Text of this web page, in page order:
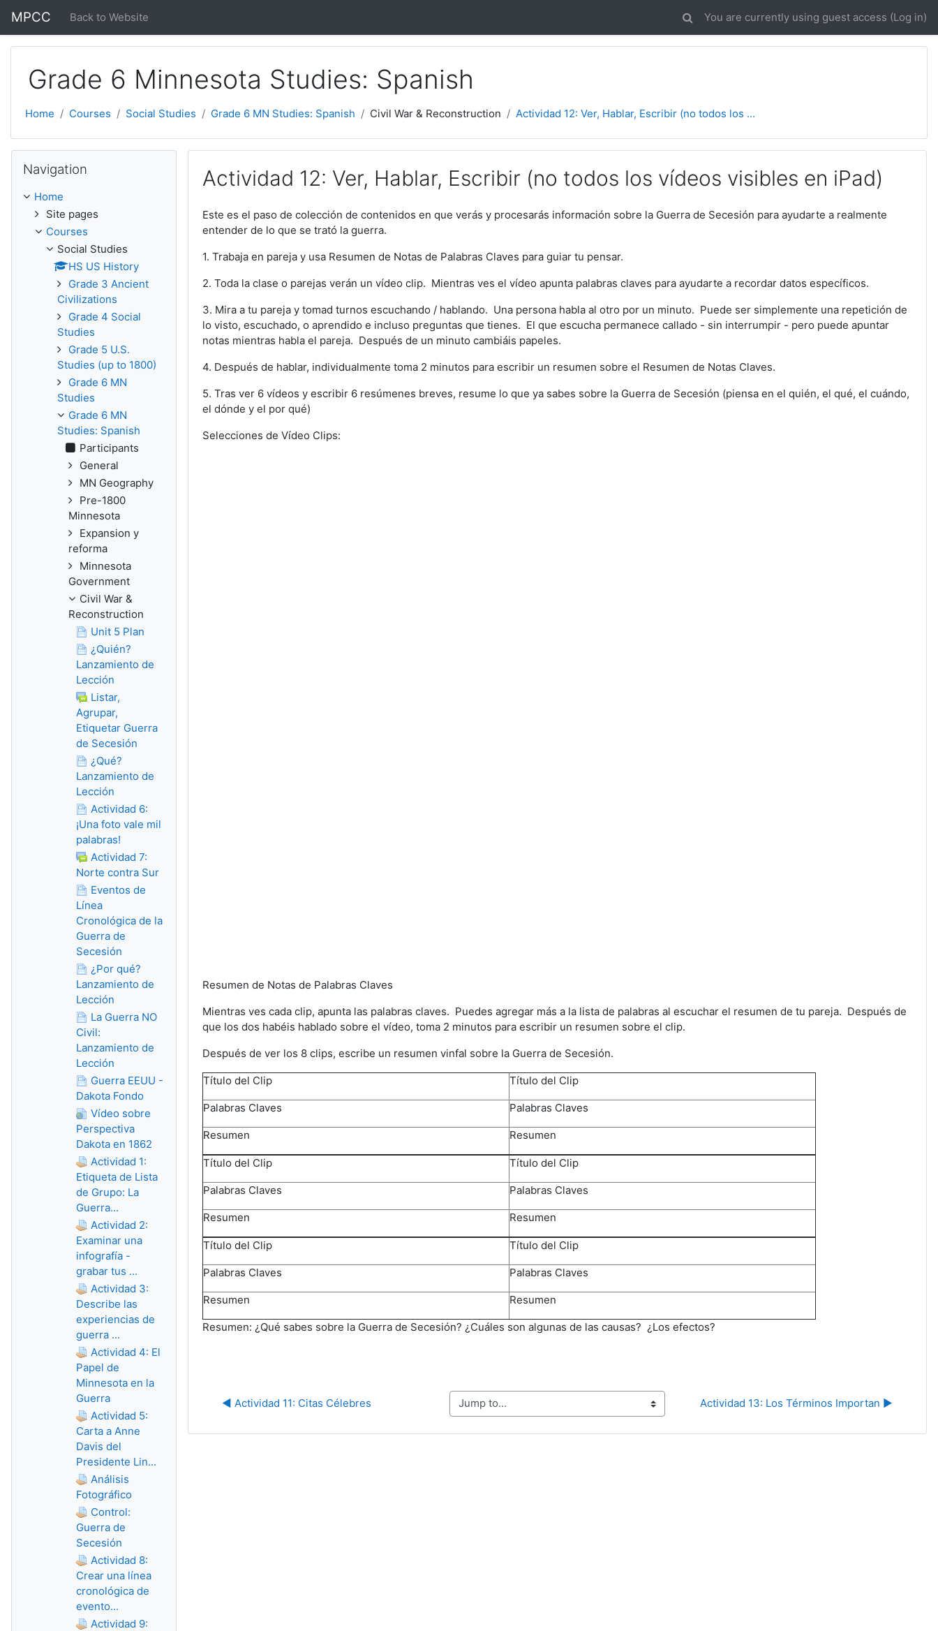
MPCC Back to Website You are currently using guest access (Log in)
Grade 6 Minnesota Studies: Spanish
Home Courses Social Studies Grade 6 MN Studies: Spanish Civil War & Reconstruction Actividad 12: Ver, Hablar, Escribir (no todos los ...
Actividad 12: Ver, Hablar, Escribir (no todos los vídeos visibles en iPad)
Este es el paso de colección de contenidos en que verás y procesarás información sobre la Guerra de Secesión para ayudarte a realmente
entender de lo que se trató la guerra.
1. Trabaja en pareja y usa Resumen de Notas de Palabras Claves para guiar tu pensar.
2. Toda la clase o parejas verán un vídeo clip. Mientras ves el vídeo apunta palabras claves para ayudarte a recordar datos específicos.
3. Mira a tu pareja y tomad turnos escuchando / hablando. Una persona habla al otro por un minuto. Puede ser simplemente una repetición de
lo visto, escuchado, o aprendido e incluso preguntas que tienes. El que escucha permanece callado - sin interrumpir - pero puede apuntar
notas mientras habla el pareja. Después de un minuto cambiáis papeles.
4. Después de hablar, individualmente toma 2 minutos para escribir un resumen sobre el Resumen de Notas Claves.
5. Tras ver 6 vídeos y escribir 6 resúmenes breves, resume lo que ya sabes sobre la Guerra de Secesión (piensa en el quién, el qué, el cuándo,
el dónde y el por qué)
Selecciones de Vídeo Clips:
Resumen de Notas de Palabras Claves
Mientras ves cada clip, apunta las palabras claves. Puedes agregar más a la lista de palabras al escuchar el resumen de tu pareja. Después de
que los dos habéis hablado sobre el vídeo, toma 2 minutos para escribir un resumen sobre el clip.
Después de ver los 8 clips, escribe un resumen vinfal sobre la Guerra de Secesión.
Título del Clip Título del Clip
Palabras Claves Palabras Claves
Resumen Resumen
Título del Clip Título del Clip
Palabras Claves Palabras Claves
Resumen Resumen
Título del Clip Título del Clip
Palabras Claves Palabras Claves
Resumen Resumen
Resumen: ¿Qué sabes sobre la Guerra de Secesión? ¿Cuáles son algunas de las causas? ¿Los efectos?
◀︎ Actividad 11: Citas Célebres Jump to... Actividad 13: Los Términos Importan ▶︎
Navigation
Home
Site pages
Courses
Social Studies
HS US History
Grade 3 Ancient
Civilizations
Grade 4 Social
Studies
Grade 5 U.S.
Studies (up to 1800)
Grade 6 MN
Studies
Grade 6 MN
Studies: Spanish
Participants
General
MN Geography
Pre-1800
Minnesota
Expansion y
reforma
Minnesota
Government
Civil War &
Reconstruction
Unit 5 Plan
¿Quién?
Lanzamiento de
Lección
Listar,
Agrupar,
Etiquetar Guerra
de Secesión
¿Qué?
Lanzamiento de
Lección
Actividad 6:
¡Una foto vale mil
palabras!
Actividad 7:
Norte contra Sur
Eventos de
Línea
Cronológica de la
Guerra de
Secesión
¿Por qué?
Lanzamiento de
Lección
La Guerra NO
Civil:
Lanzamiento de
Lección
Guerra EEUU -
Dakota Fondo
Vídeo sobre
Perspectiva
Dakota en 1862
Actividad 1:
Etiqueta de Lista
de Grupo: La
Guerra...
Actividad 2:
Examinar una
infografía -
grabar tus ...
Actividad 3:
Describe las
experiencias de
guerra ...
Actividad 4: El
Papel de
Minnesota en la
Guerra
Actividad 5:
Carta a Anne
Davis del
Presidente Lin...
Análisis
Fotográfico
Control:
Guerra de
Secesión
Actividad 8:
Crear una línea
cronológica de
evento...
Actividad 9: